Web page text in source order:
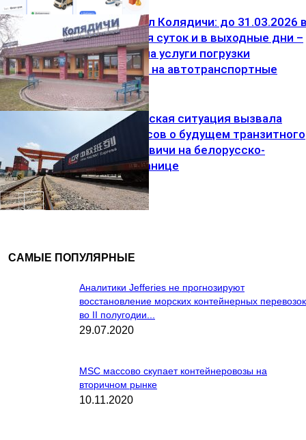
Море
ЖД-терминал Колядичи: до 31.03.2026
ночное время суток и в выходные дни –
скидка 30% на услуги погрузки
контейнеров на автотранспортные
средства
Геополитическая ситуация вызвала
много вопросов о будущем транзитного
хаба Малашевичи на белорусско-
польской границе
САМЫЕ ПОПУЛЯРНЫЕ
Аналитики Jefferies не прогнозируют
восстановление морских контейнерных перевозок
во II полугодии...
29.07.2020
MSC массово скупает контейнеровозы на
вторичном рынке
10.11.2020